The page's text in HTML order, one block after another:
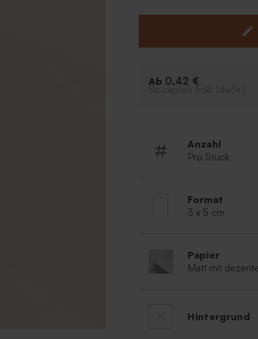
wunderschönen Anhänger
Handumdrehen ein
zusammenpasst.
Ab 0,42 €
Anzahl
Pro Stück
Format
3 x 5 cm
Papier
Matt mit
Hintergrund